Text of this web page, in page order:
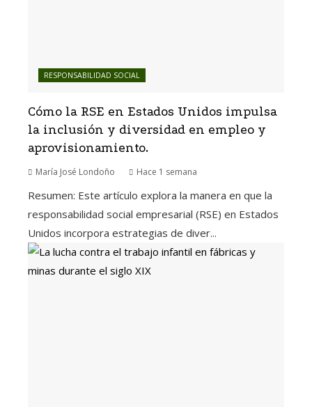
RESPONSABILIDAD SOCIAL
Cómo la RSE en Estados Unidos impulsa
la inclusión y diversidad en empleo y
aprovisionamiento.
María José Londoño Hace 1 semana
Resumen: Este artículo explora la manera en que la
responsabilidad social empresarial (RSE) en Estados
Unidos incorpora estrategias de diver...